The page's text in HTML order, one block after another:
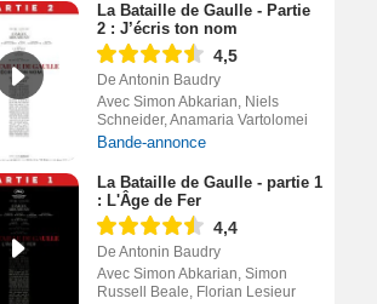
La Bataille de Gaulle - Partie
2 : J’écris ton nom
4,5
De Antonin Baudry
Avec Simon Abkarian, Niels
Schneider, Anamaria Vartolomei
Bande-annonce
La Bataille de Gaulle - partie 1
: L'Âge de Fer
4,4
De Antonin Baudry
Avec Simon Abkarian, Simon
Russell Beale, Florian Lesieur